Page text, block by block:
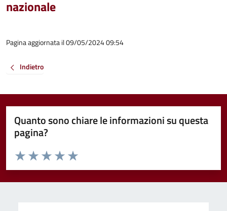
nazionale
Pagina aggiornata il 09/05/2024 09:54
Indietro
Quanto sono chiare le informazioni su questa
pagina?
Valuta da 1 a 5 stelle la pagina
Valuta 5 stelle su 5
Valuta 4 stelle su 5
Valuta 3 stelle su 5
Valuta 2 stelle su 5
Valuta 1 stelle su 5